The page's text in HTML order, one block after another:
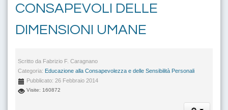
CONSAPEVOLI DELLE
DIMENSIONI UMANE
Scritto da Fabrizio F. Caragnano
Categoria: Educazione alla Consapevolezza e delle Sensibilità Personali
Pubblicato: 26 Febbraio 2014
Visite: 160872